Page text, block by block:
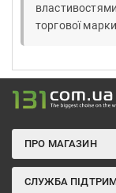
властивостями
торгової
ПРО МАГАЗИН
СЛУЖБА